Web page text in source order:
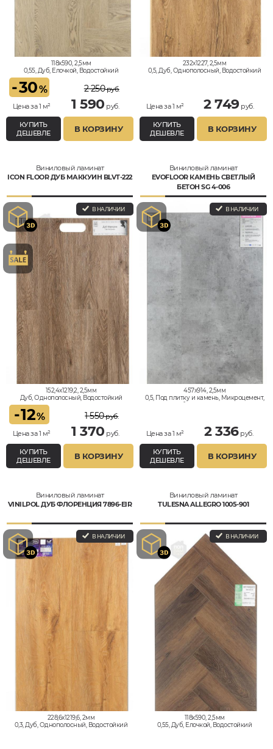
118x590, 2,5мм
0,55, Дуб, Елочкой, Водостойкий
-30%
Цена за 1 м²
2 250руб.
1 590 руб.
КУПИТЬ
ДЕШЕВЛЕ
В КОРЗИНУ
232x1227, 2,5мм
0,5, Дуб, Однополосный, Водостойкий
Цена за 1 м² 2 749руб.
КУПИТЬ
ДЕШЕВЛЕ
В КОРЗИНУ
Виниловый ламинат
ICON FLOOR ДУБ МАККУИН BLVT-222
В НАЛИЧИИ
152,4x1219,2, 2,5мм
Дуб, Однополосный, Водостойкий
-12%
Цена за 1 м²
1 550руб.
1 370 руб.
КУПИТЬ
ДЕШЕВЛЕ
В КОРЗИНУ
Виниловый ламинат
EVOFLOOR КАМЕНЬ СВЕТЛЫЙ
БЕТОН SG 4-006
В НАЛИЧИИ
457x914, 2,5мм
0,5, Под плитку и камень, Микроцемент,
Под бетон, Водостойкий
Цена за 1 м² 2 336руб.
КУПИТЬ
ДЕШЕВЛЕ
В КОРЗИНУ
Виниловый ламинат
VINILPOL ДУБ ФЛОРЕНЦИЯ 7896-EIR
В НАЛИЧИИ
228,6x1219,6, 2мм
0,3, Дуб, Однополосный, Водостойкий
Виниловый ламинат
TULESNA ALLEGRO 1005-901
В НАЛИЧИИ
118x590, 2,5мм
0,55, Дуб, Елочкой, Водостойкий